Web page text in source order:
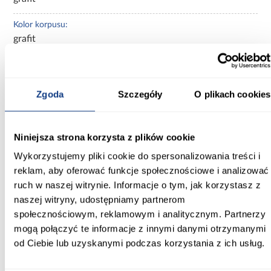
Zgoda Szczegóły O plikach cookies
Niniejsza strona korzysta z plików cookie
Wykorzystujemy pliki cookie do spersonalizowania treści i
reklam, aby oferować funkcje społecznościowe i analizować
ruch w naszej witrynie. Informacje o tym, jak korzystasz z
naszej witryny, udostępniamy partnerom
społecznościowym, reklamowym i analitycznym. Partnerzy
mogą połączyć te informacje z innymi danymi otrzymanymi
od Ciebie lub uzyskanymi podczas korzystania z ich usług.
Kolor korpusu:
grafit
Wykończenie frontów:
mat
Wykończenie korpusu:
mat
Zobacz więcej >